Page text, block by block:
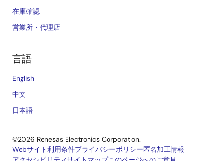
在庫確認
営業所・代理店
言語
English
中文
日本語
©2026 Renesas Electronics Corporation.
Webサイト利用条件プライバシーポリシー匿名加工情報